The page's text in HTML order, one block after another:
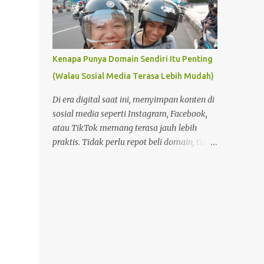
Kenapa Punya Domain Sendiri Itu Penting
(Walau Sosial Media Terasa Lebih Mudah)
Di era digital saat ini, menyimpan konten di
sosial media seperti Instagram, Facebook,
atau TikTok memang terasa jauh lebih
praktis. Tidak perlu repot beli domain, tidak